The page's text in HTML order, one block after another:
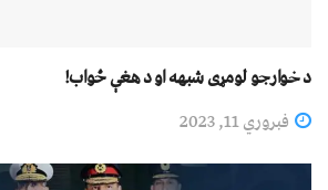
د خوارجو لومړی شبهه او د هغې ځواب!
فبروري 11, 2023